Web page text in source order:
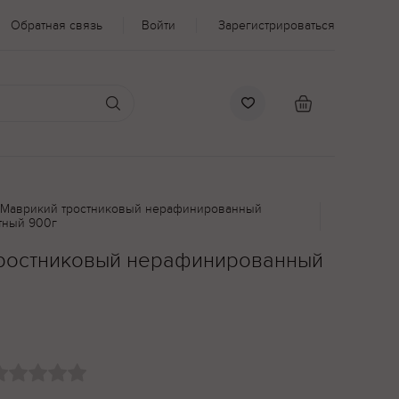
Обратная связь Войти Зарегистрироваться
тростниковый нерафинированный
900г
нерафинированный